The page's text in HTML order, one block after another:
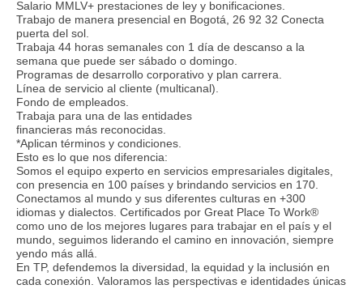
Salario MMLV+ prestaciones de ley y bonificaciones.
Trabajo de manera presencial en Bogotá, 26 92 32 Conecta
puerta del sol.
Trabaja 44 horas semanales con 1 día de descanso a la
semana que puede ser sábado o domingo.
Programas de desarrollo corporativo y plan carrera.
Línea de servicio al cliente (multicanal).
Fondo de empleados.
Trabaja para una de las entidades
financieras más reconocidas.
*Aplican términos y condiciones.
Esto es lo que nos diferencia:
Somos el equipo experto en servicios empresariales digitales,
con presencia en 100 países y brindando servicios en 170.
Conectamos al mundo y sus diferentes culturas en +300
idiomas y dialectos. Certificados por Great Place To Work®
como uno de los mejores lugares para trabajar en el país y el
mundo, seguimos liderando el camino en innovación, siempre
yendo más allá.
En TP, defendemos la diversidad, la equidad y la inclusión en
cada conexión. Valoramos las perspectivas e identidades únicas